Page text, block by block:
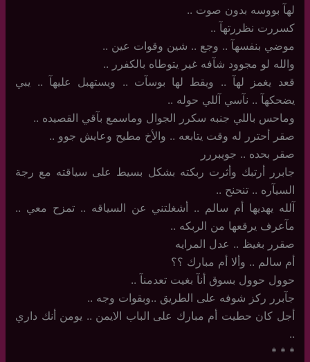
لهآ بووسه بدون صوت ..
كسررت نظررتهآ ..
موضي بنفسهآ .. وجع .. شين وقوات عين ..
والله لو مجوود شآفه غير يتوطاه بالكفرر ..
قعد يغمز لهآ .. ويقط لها بوسآت .. ويستهبل عليهآ .. يبي
يضحكهآ .. نآسي آللي حوله ..
وماحس باللي جنبه سكرر الجوال وماسمع بآقي القصيده ..
صقر أحترر له وقت يتابعه .. والأخ مطيح وعايش جوو ..
صقر بحده .. جويبررر
جابرر أرتبك وأثرت ربكته بشكل بسيط على سياقته مع رجة
السيآره .. تنحنح ..
آلله يهديها أم سالم .. أشغلتني عن السياقه .. تمزح معي ..
مآعرف يرقعها من الربكه ..
صقرر بغيظ .. عدل المرايه
أم سالم .. وألا أم مبارك ؟؟
حوول حوول بسوق أنآ بغيت تعدمنآ ..
جآبرر ركز شوفه على الطريق ..وبقوات وجه ..
أجل كان حطيت أم مبارك على الباب الايمن .. يومن أنك داري
.. ‏
‏*‏ * *